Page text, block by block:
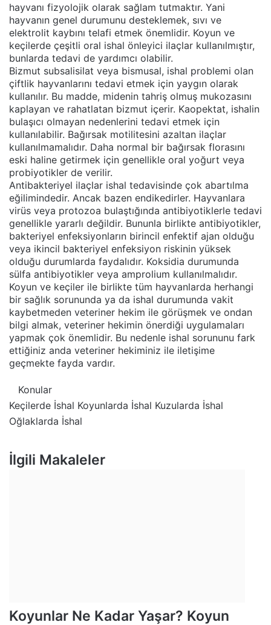
hayvanı fizyolojik olarak sağlam tutmaktır. Yani
hayvanın genel durumunu desteklemek, sıvı ve
elektrolit kaybını telafi etmek önemlidir. Koyun ve
keçilerde çeşitli oral ishal önleyici ilaçlar kullanılmıştır,
bunlarda tedavi de yardımcı olabilir.
Bizmut subsalisilat veya bismusal, ishal problemi olan
çiftlik hayvanlarını tedavi etmek için yaygın olarak
kullanılır. Bu madde, midenin tahriş olmuş mukozasını
kaplayan ve rahatlatan bizmut içerir. Kaopektat, ishalin
bulaşıcı olmayan nedenlerini tedavi etmek için
kullanılabilir. Bağırsak motilitesini azaltan ilaçlar
kullanılmamalıdır. Daha normal bir bağırsak florasını
eski haline getirmek için genellikle oral yoğurt veya
probiyotikler de verilir.
Antibakteriyel ilaçlar ishal tedavisinde çok abartılma
eğilimindedir. Ancak bazen endikedirler. Hayvanlara
virüs veya protozoa bulaştığında antibiyotiklerle tedavi
genellikle yararlı değildir. Bununla birlikte antibiyotikler,
bakteriyel enfeksiyonların birincil enfektif ajan olduğu
veya ikincil bakteriyel enfeksiyon riskinin yüksek
olduğu durumlarda faydalıdır. Koksidia durumunda
sülfa antibiyotikler veya amprolium kullanılmalıdır.
Koyun ve keçiler ile birlikte tüm hayvanlarda herhangi
bir sağlık sorununda ya da ishal durumunda vakit
kaybetmeden veteriner hekim ile görüşmek ve ondan
bilgi almak, veteriner hekimin önerdiği uygulamaları
yapmak çok önemlidir. Bu nedenle ishal sorununu fark
ettiğiniz anda veteriner hekiminiz ile iletişime
geçmekte fayda vardır.
Konular
Keçilerde İshal Koyunlarda İshal Kuzularda İshal
Oğlaklarda İshal
İlgili Makaleler
Koyunlar Ne Kadar Yaşar? Koyun